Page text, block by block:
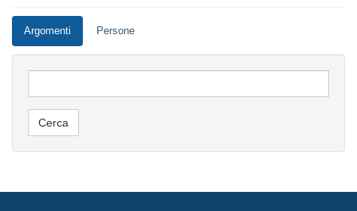
Argomenti Persone